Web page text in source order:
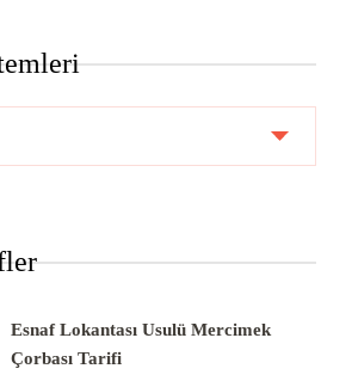
Esnaf Lokantası Usulü Mercimek
Çorbası Tarifi